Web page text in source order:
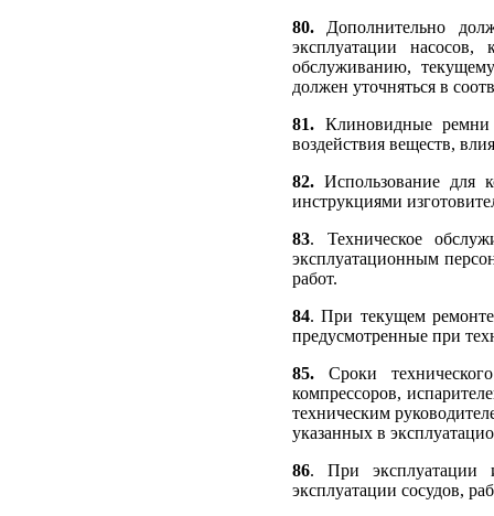
80. Дополнительно
эксплуатации насосов,
обслуживанию,
должен уточняться в
81. Клиновидные
воздействия веществ,
82. Использование для
инструкциями
83. Техническое
эксплуатационным
работ.
84. При текущем ремонте
предусмотренные при
85. Сроки
компрессоров,
техническим
указанных в
86. При эксплуатации
эксплуатации сосудов,